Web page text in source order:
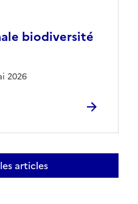
biodiversité
2026
articles